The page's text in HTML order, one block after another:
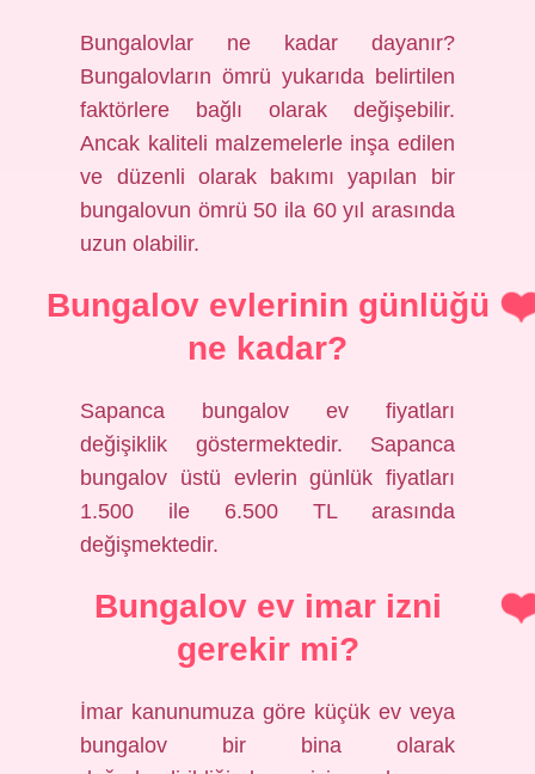
Bungalovlar ne kadar dayanır?
Bungalovların ömrü yukarıda belirtilen
faktörlere bağlı olarak değişebilir.
Ancak kaliteli malzemelerle inşa edilen
ve düzenli olarak bakımı yapılan bir
bungalovun ömrü 50 ila 60 yıl arasında
uzun olabilir.
Bungalov evlerinin günlüğü
ne kadar?
Sapanca bungalov ev fiyatları
değişiklik göstermektedir. Sapanca
bungalov üstü evlerin günlük fiyatları
1.500 ile 6.500 TL arasında
değişmektedir.
Bungalov ev imar izni
gerekir mi?
İmar kanunumuza göre küçük ev veya
bungalov bir bina olarak